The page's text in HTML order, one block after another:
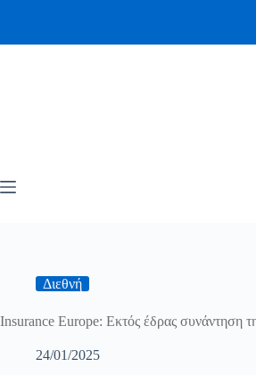
Διεθνή
Insurance Europe: Εκτός έδρας συνάντηση
24/01/2025